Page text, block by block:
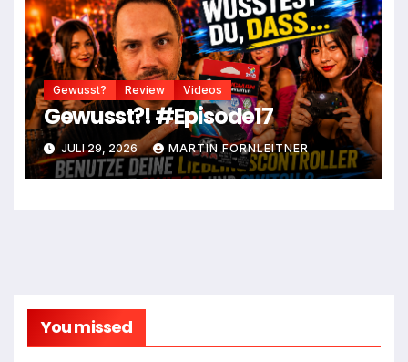
Gewusst? Review Videos
Gewusst?! #Episode17
JULI 29, 2026 MARTIN FORNLEITNER
You missed